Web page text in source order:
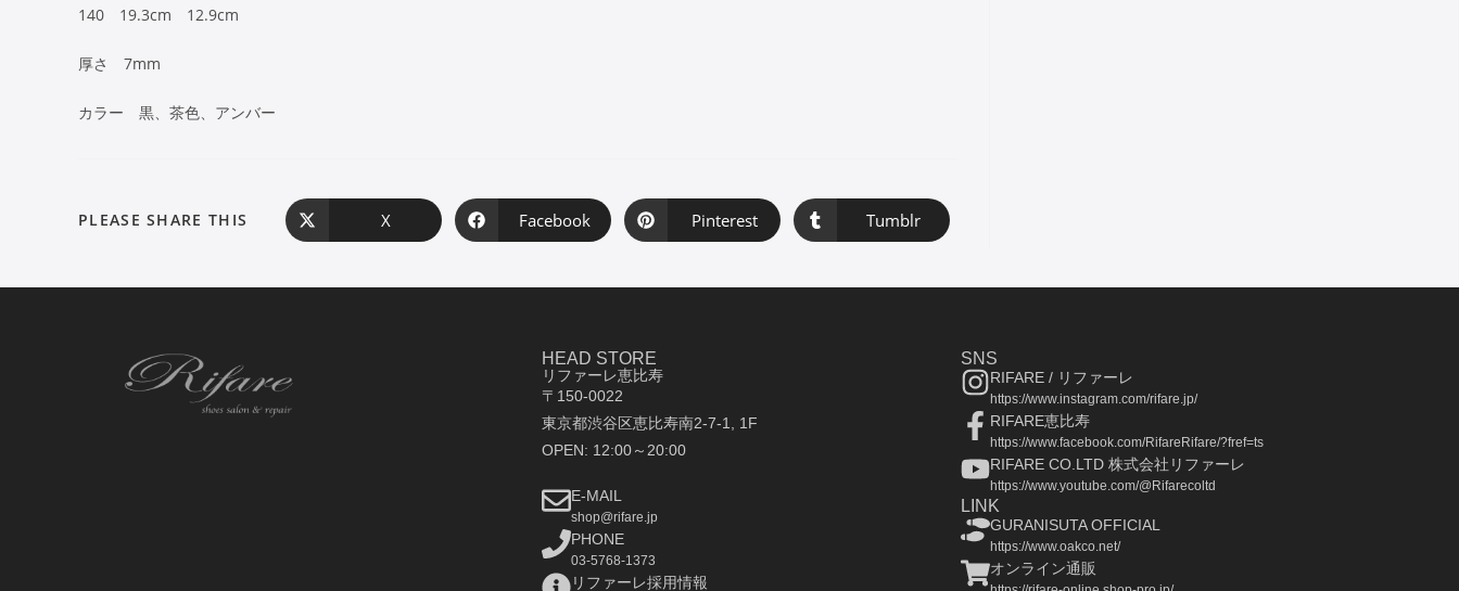
140 19.3cm 12.9cm
厚さ 7mm
カラー 黒、茶色、アンバー
PLEASE SHARE THIS X Facebook Pinterest Tumblr
HEAD STORE
リファーレ恵比寿
〒150-0022
東京都渋谷区恵比寿南2-7-1, 1F
OPEN: 12:00～20:00
E-MAIL
shop@rifare.jp
PHONE
03-5768-1373
リファーレ採用情報
SNS
RIFARE / リファーレ
https://www.instagram.com/rifare.jp/
RIFARE恵比寿
https://www.facebook.com/RifareRifare/?fref=ts
RIFARE CO.LTD 株式会社リファーレ
https://www.youtube.com/@Rifarecoltd
LINK
GURANISUTA OFFICIAL
https://www.oakco.net/
オンライン通販